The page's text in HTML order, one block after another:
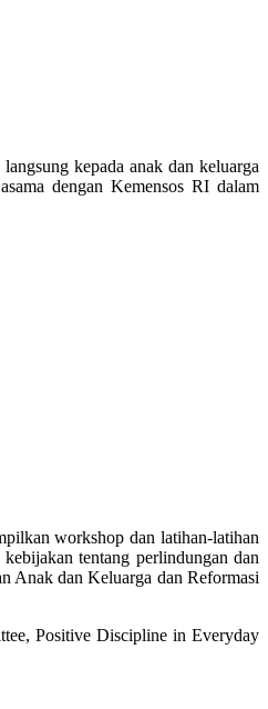
kepada anak dan keluarga
dengan Kemensos RI dalam
workshop dan latihan-latihan
tentang perlindungan dan
Anak dan Keluarga dan Reformasi
Positive Discipline in Everyday